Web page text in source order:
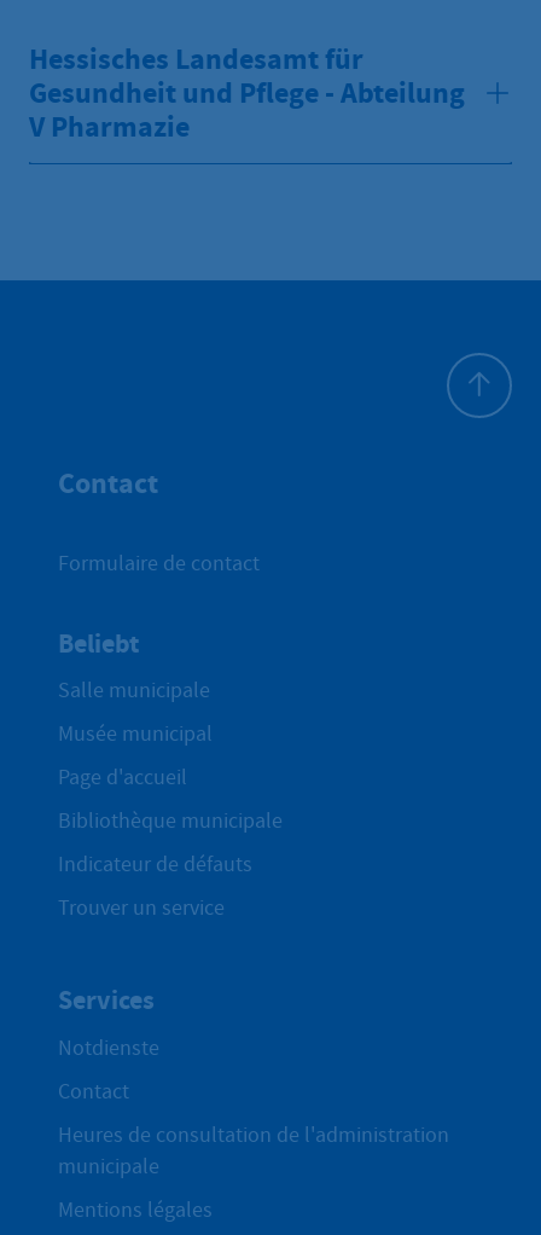
Hessisches Landesamt für
Gesundheit und Pflege - Abteilung
V Pharmazie
Contact
Formulaire de contact
Beliebt
Salle municipale
Musée municipal
Page d'accueil
Bibliothèque municipale
Indicateur de défauts
Trouver un service
Services
Notdienste
Contact
Heures de consultation de l'administration
municipale
Mentions légales